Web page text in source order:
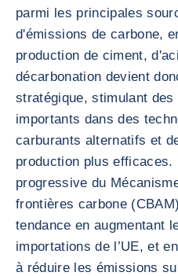
parmi les principales
d'émissions de carbone,
production de ciment,
décarbonation devient
stratégique, stimulant
importants dans des
carburants alternatifs et
production plus
progressive du
frontières carbone
tendance en augmentant
importations de l’UE, et
à réduire les émissions